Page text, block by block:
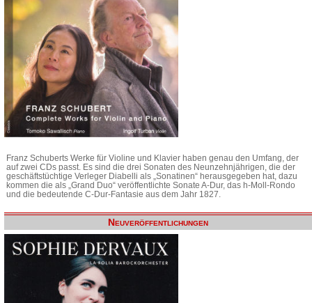
Franz Schuberts Werke für Violine und Klavier haben genau den Umfang, der
auf zwei CDs passt. Es sind die drei Sonaten des Neunzehnjährigen, die der
geschäftstüchtige Verleger Diabelli als „Sonatinen“ herausgegeben hat, dazu
kommen die als „Grand Duo“ veröffentlichte Sonate A-Dur, das h-Moll-Rondo
und die bedeutende C-Dur-Fantasie aus dem Jahr 1827.
Neuveröffentlichungen